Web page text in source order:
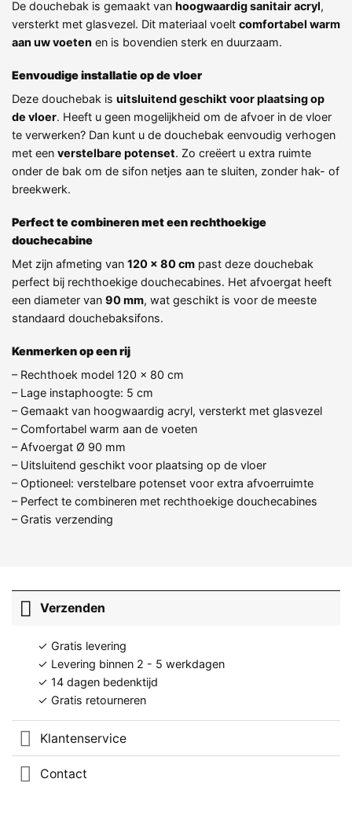
De douchebak is gemaakt van hoogwaardig sanitair acryl,
versterkt met glasvezel. Dit materiaal voelt comfortabel warm
aan uw voeten en is bovendien sterk en duurzaam.
Eenvoudige installatie op de vloer
Deze douchebak is uitsluitend geschikt voor plaatsing op
de vloer. Heeft u geen mogelijkheid om de afvoer in de vloer
te verwerken? Dan kunt u de douchebak eenvoudig verhogen
met een verstelbare potenset. Zo creëert u extra ruimte
onder de bak om de sifon netjes aan te sluiten, zonder hak- of
breekwerk.
Perfect te combineren met een rechthoekige
douchecabine
Met zijn afmeting van 120 x 80 cm past deze douchebak
perfect bij rechthoekige douchecabines. Het afvoergat heeft
een diameter van 90 mm, wat geschikt is voor de meeste
standaard douchebaksifons.
Kenmerken op een rij
– Rechthoek model 120 x 80 cm
– Lage instaphoogte: 5 cm
– Gemaakt van hoogwaardig acryl, versterkt met glasvezel
– Comfortabel warm aan de voeten
– Afvoergat Ø 90 mm
– Uitsluitend geschikt voor plaatsing op de vloer
– Optioneel: verstelbare potenset voor extra afvoerruimte
– Perfect te combineren met rechthoekige douchecabines
– Gratis verzending
Verzenden
✓ Gratis levering
✓ Levering binnen 2 - 5 werkdagen
✓ 14 dagen bedenktijd
✓ Gratis retourneren
Klantenservice
Contact